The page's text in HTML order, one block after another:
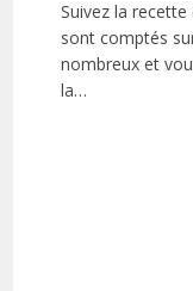
Suivez la
sont comptés
nombreux et
la…